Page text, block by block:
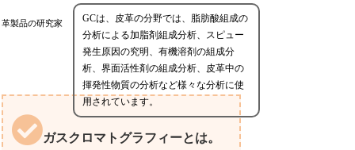
革製品の研究家
GCは、皮革の分野では、脂肪酸組成の
分析による加脂剤組成分析、スピュー
発生原因の究明、有機溶剤の組成分
析、界面活性剤の組成分析、皮革中の
揮発性物質の分析など様々な分析に使
用されています。
ガスクロマトグラフィーとは。